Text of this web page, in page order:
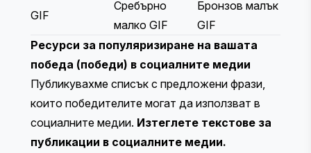
GIF
Сребърно
малко GIF
Бронзов малък
GIF
Ресурси за популяризиране на вашата
победа (победи) в социалните медии
Публикувахме списък с предложени фрази,
които победителите могат да използват в
социалните медии. Изтеглете текстове за
публикации в социалните медии.